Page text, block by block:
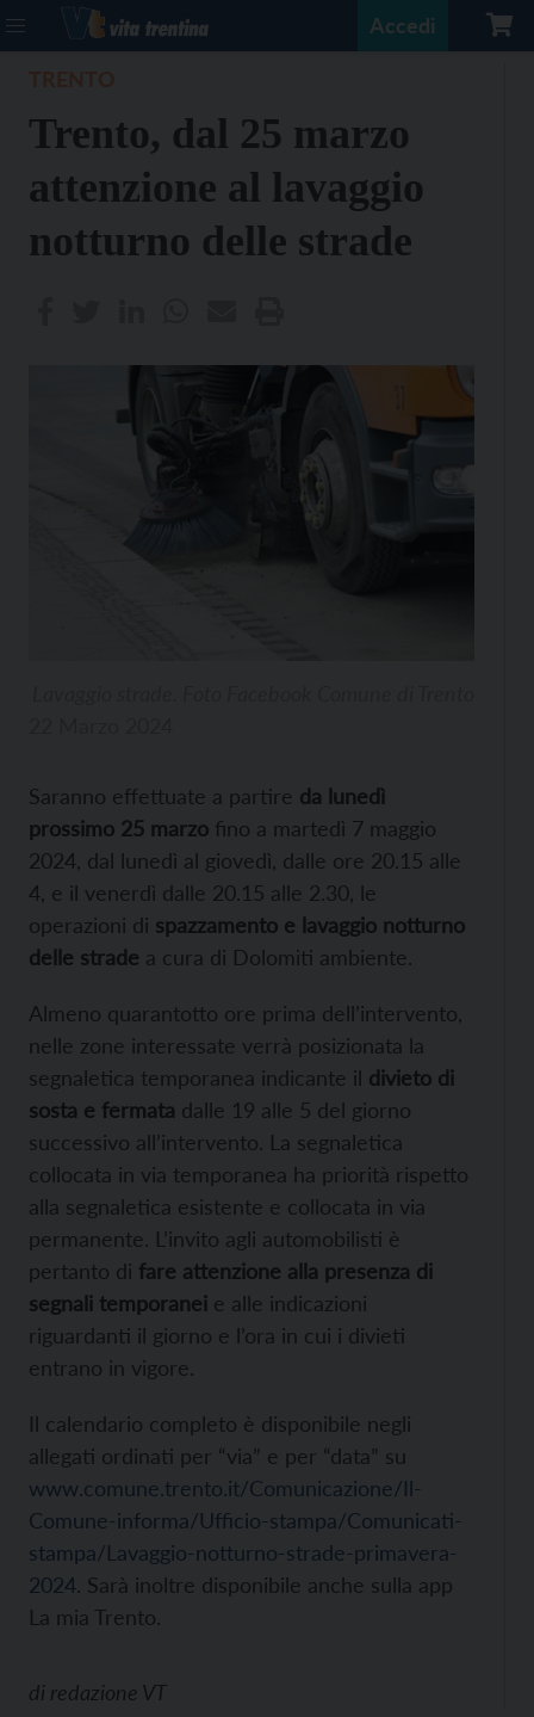
Accedi
Trento, dal 25 marzo
attenzione al lavaggio
notturno delle strade
Saranno effettuate a partire da lunedì
prossimo 25 marzo fino a martedì 7 maggio
2024, dal lunedì al giovedì, dalle ore 20.15 alle
4, e il venerdì dalle 20.15 alle 2.30, le
operazioni di spazzamento e lavaggio notturno
delle strade a cura di Dolomiti ambiente.
Almeno quarantotto ore prima dell’intervento,
nelle zone interessate verrà posizionata la
segnaletica temporanea indicante il divieto di
sosta e fermata dalle 19 alle 5 del giorno
successivo all’intervento. La segnaletica
collocata in via temporanea ha priorità rispetto
alla segnaletica esistente e collocata in via
permanente. L’invito agli automobilisti è
pertanto di fare attenzione alla presenza di
segnali temporanei e alle indicazioni
riguardanti il giorno e l’ora in cui i divieti
entrano in vigore.
Il calendario completo è disponibile negli
allegati ordinati per “via” e per “data” su
www.comune.trento.it/Comunicazione/Il-
Comune-informa/Ufficio-stampa/Comunicati-
stampa/Lavaggio-notturno-strade-primavera-
2024. Sarà inoltre disponibile anche sulla app
La mia Trento.
di redazione VT